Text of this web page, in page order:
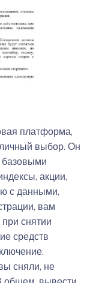
платформа,
выбор. Он
базовыми
акции,
с данными,
вам
снятии
средств
сняли, не